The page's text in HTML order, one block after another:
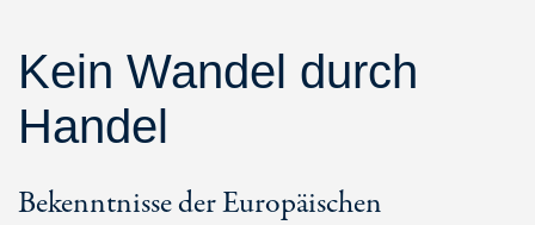
Kein Wandel durch
Handel
Bekenntnisse der Europäischen